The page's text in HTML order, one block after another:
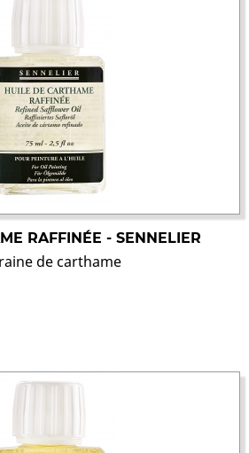
RAFFINÉE - SENNELIER
de carthame